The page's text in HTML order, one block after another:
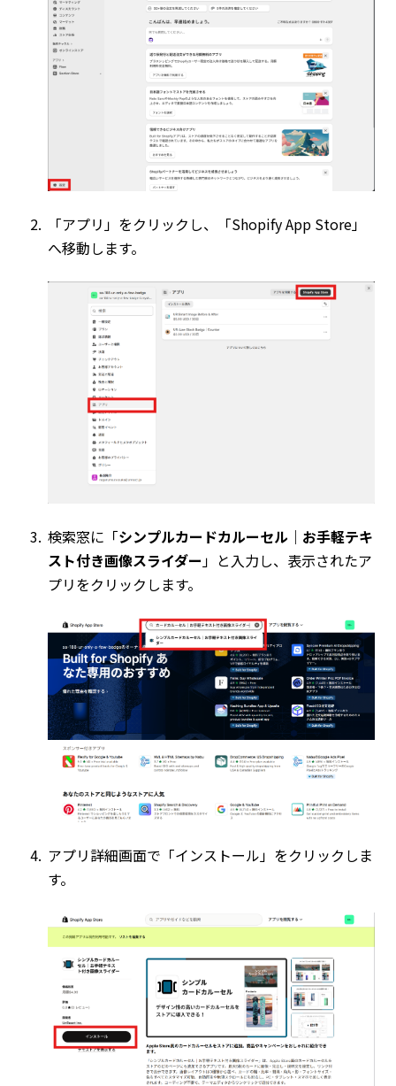
「アプリ」をクリックし、「Shopify App Store」
へ移動します。
検索窓に「シンプルカードカルーセル｜お手軽テキ
スト付き画像スライダー」と入力し、表示されたア
プリをクリックします。
アプリ詳細画面で「インストール」をクリックしま
す。